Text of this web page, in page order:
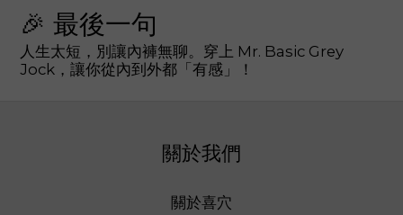
🎉 最後一句
人生太短，別讓內褲無聊。穿上 Mr. Basic Grey
Jock，讓你從內到外都「有感」！
關於我們
關於喜穴